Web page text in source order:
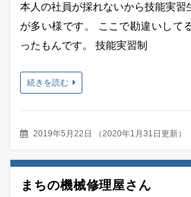
本人の社員が採れないから技能実習
が多い様です。 ここで勘違いして
ったもんです。 技能実習制
続きを読む
2019年5月22日 （2020年1月31日更新）
まちの機械修理屋さん